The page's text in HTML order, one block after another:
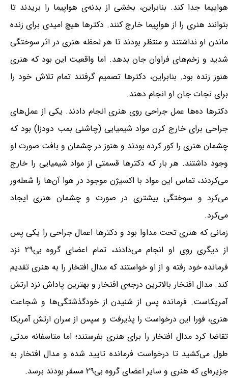
هواپیما جدا کند. بنابراین، بخشی از بدنه‌ی هواپیما را بریدند تا
بتوانند هنری را از هواپیما خارج کنند. دکترها هیچ امیدی برای زنده
ماندن او نداشتند و منتظر بودند تا هر لحظه هنری در اثر سوختگی
شدید و زخم‌های فراوان جان بدهد. اما واقعیت این بود که هنری
هنوز زنده بود. بنابراین، دکترها تصمیم گرفتند تمام تلاش خود را
برای نجات جان او انجام دهند.
دکترها ده‌ها عمل جراحی روی هنری انجام دادند. یکی از عمل‌های
جراحی برای خارج کرن مواد شیمیایی (چاشنی بمب دودزا) بود که
چشمان هنری را کور کرده بودند و هنوز در چشمان و بافت صورت او
وجود داشتند. هر بار که دکترها قسمتی از مواد شیمیایی را خارج
می‌کردند، تماس این مواد با اکسیژن موجود در هوا آن‌ها را شعله‌ور
می‌کرد و سوختگی بیشتری در صورت و چشمان هنری ایجاد
می‌کرد.
زمانی که هنری تحت مداوا بود و دکترها اعمال جراحی را یکی پس
از دیگری روی او انجام می‌دادند، تمام اعضای گروه بی۲۹ نزد
فرمانده خود رفته و از او خواستند که مدال افتخار را به هنری تقدیم
کند. مدال افتخار بالاترین درجه‌ی افتخار و بهترین پاداش نزد ارتش
آمریکاست. فرمانده پس از شنیدن از خودگذشتگی‌ها و شجاعت
هنری، فورا این درخواست را پذیرفت و سپس از سران ارتش آمریکا
تقاضا کرد مدال افتخار را برای هنری بفرستند؛ اما متاسفانه مدتی
طول می‌کشید تا درخواست فرمانده تایید شده و مدال افتخار به
جزیره‌ای که هنری و سایر اعضای گروه بی۲۹ مسقر بودند برسد.